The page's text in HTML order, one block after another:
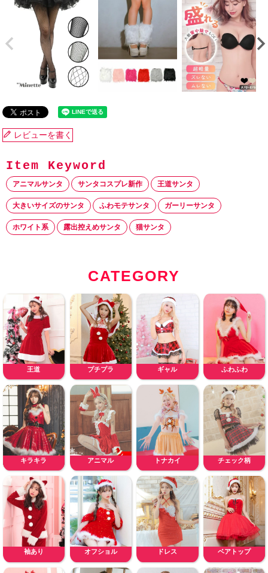
レビューを書く
アニマルサンタ サンタコスプレ新作 王道サンタ
大きいサイズのサンタ ふわモテサンタ ガーリーサンタ
ホワイト系 露出控えめサンタ 猫サンタ
CATEGORY
王道 プチプラ ギャル ふわふわ
キラキラ アニマル トナカイ チェック柄
袖あり オフショル ドレス ベアトップ